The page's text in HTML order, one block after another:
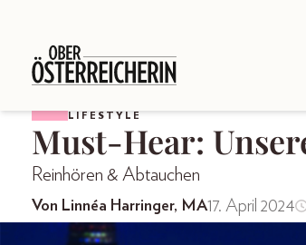
LIFESTYLE
Must-Hear:
Reinhören & Abtauchen
Von Linnéa Harringer, MA17. April 2024